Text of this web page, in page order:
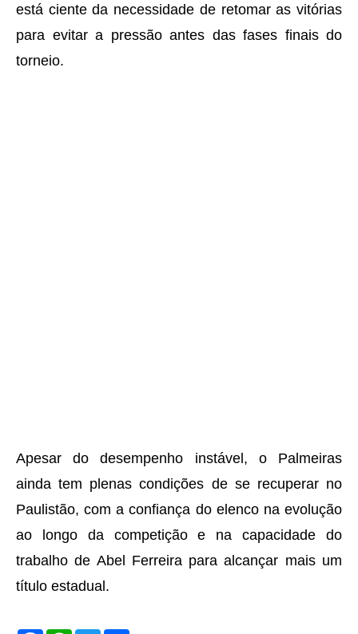
está ciente da necessidade de retomar as vitórias
para evitar a pressão antes das fases finais do
torneio.
Apesar do desempenho instável, o Palmeiras
ainda tem plenas condições de se recuperar no
Paulistão, com a confiança do elenco na evolução
ao longo da competição e na capacidade do
trabalho de Abel Ferreira para alcançar mais um
título estadual.